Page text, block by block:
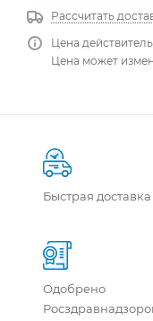
Рассчитать
Цена
Цена может
Быстрая доставка
Одобрено